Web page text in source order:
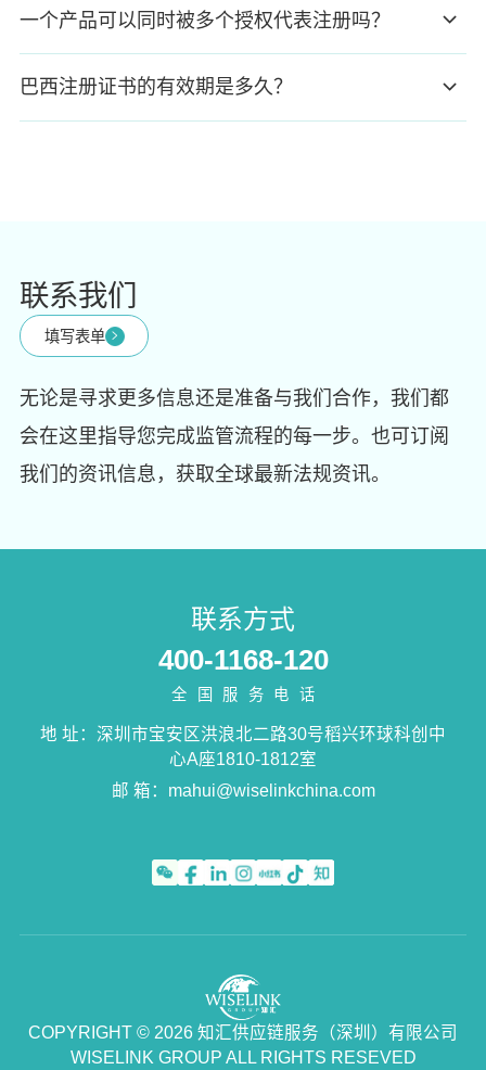
一个产品可以同时被多个授权代表注册吗？
巴西注册证书的有效期是多久？
联系我们
填写表单
无论是寻求更多信息还是准备与我们合作，我们都
会在这里指导您完成监管流程的每一步。也可订阅
我们的资讯信息，获取全球最新法规资讯。
联系方式
400-1168-120
全国服务电话
地 址：深圳市宝安区洪浪北二路30号稻兴环球科创中
心A座1810-1812室
邮 箱： mahui@wiselinkchina.com
COPYRIGHT © 2026 知汇供应链服务（深圳）有限公司
WISELINK GROUP ALL RIGHTS RESEVED